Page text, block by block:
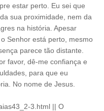
estar perto. Eu sei que
sua proximidade, nem da
na história. Apesar
Senhor está perto, mesmo
parece tão distante.
favor, dê-me confiança e
para que eu
No nome de Jesus.
3.html || O